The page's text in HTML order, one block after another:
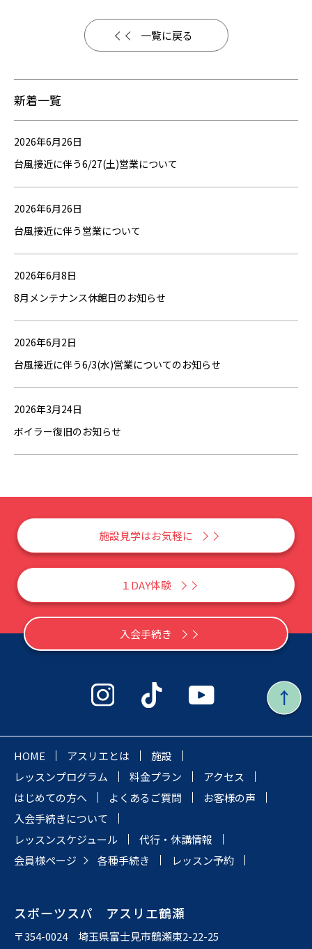
一覧に戻る
新着一覧
2026年6月26日
台風接近に伴う6/27(土)営業について
2026年6月26日
台風接近に伴う営業について
2026年6月8日
8月メンテナンス休館日のお知らせ
2026年6月2日
台風接近に伴う6/3(水)営業についてのお知らせ
2026年3月24日
ボイラー復旧のお知らせ
施設見学はお気軽に
１DAY体験
入会手続き
HOME アスリエとは
施設
レッスンプログラム
料金プラン
アクセス
はじめての方へ
よくあるご質問
お客様の声
入会手続きについて
レッスンスケジュール
代行・休講情報
会員様ページ
各種手続き レッスン予約
スポーツスパ アスリエ鶴瀬
〒354-0024 埼玉県富士見市鶴瀬東2-22-25